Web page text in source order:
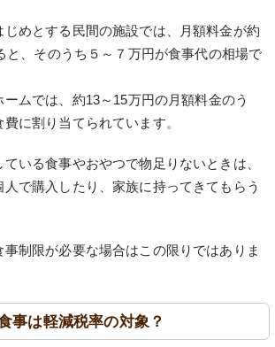
めとする民間の施設では、月額料金が約
と、そのうち５～７万円が食事代の相場で
ムでは、約13～15万円の月額料金のう
に割り当てられています。
いる食事やおやつで物足りないときは、
人で購入したり、家族に持ってきてもらう
制限が必要な場合はこの限りではありま
事は軽減税率の対象？